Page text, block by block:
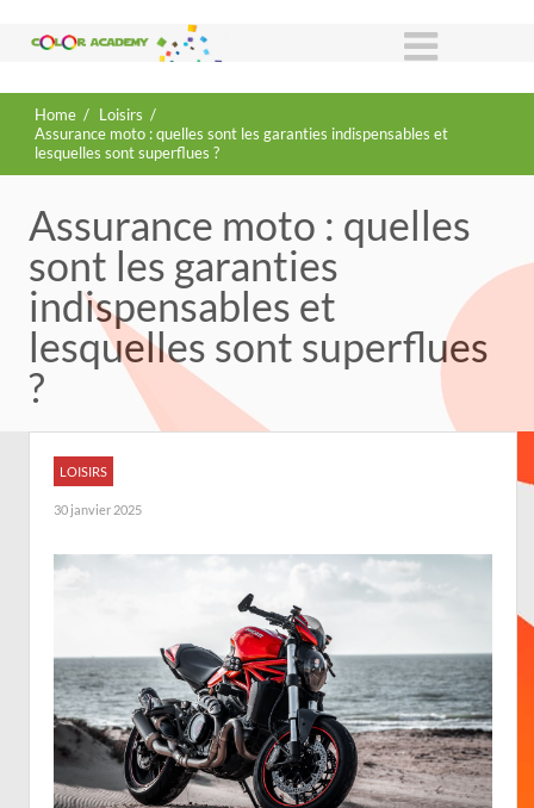
Home / Loisirs /
Assurance moto : quelles sont les garanties indispensables et
lesquelles sont superflues ?
Assurance moto : quelles
sont les garanties
indispensables et
lesquelles sont superflues
?
LOISIRS
30 janvier 2025